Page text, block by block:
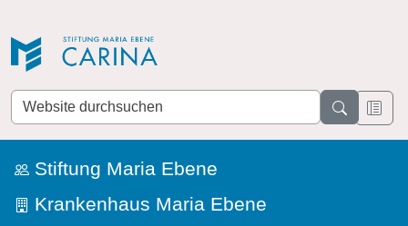
Website
durchsuchen
Stiftung Maria Ebene
Krankenhaus Maria Ebene